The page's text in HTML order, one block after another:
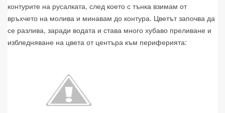
контурите на русалката, след което с тънка взимам от
връхчето на молива и минавам до контура. Цветът започва да
се разлива, заради водата и става много хубаво преливане и
избледняване на цвета от центъра към периферията: